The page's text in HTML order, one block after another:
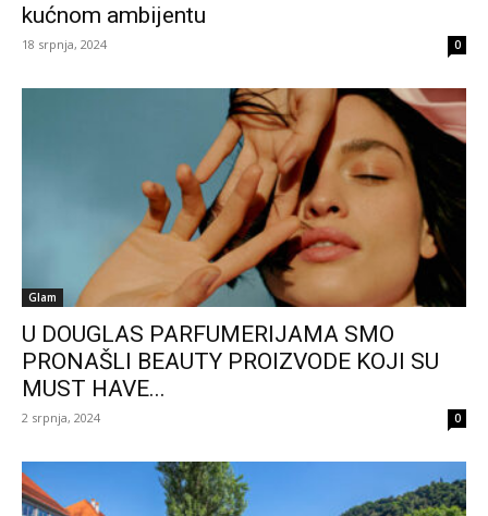
kućnom ambijentu
18 srpnja, 2024 0
Glam
U DOUGLAS PARFUMERIJAMA SMO
PRONAŠLI BEAUTY PROIZVODE KOJI SU
MUST HAVE...
2 srpnja, 2024 0